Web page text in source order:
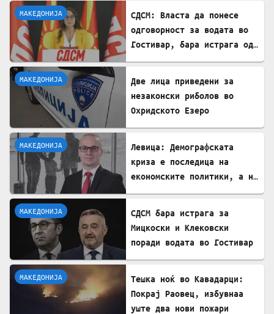
МАКЕДОНИЈА
СДСМ: Власта да понесе
одговорност за водата во
Гостивар, бара истрага од
МАКЕДОНИЈА
Две лица приведени за
незаконски риболов во
Охридското Езеро
МАКЕДОНИЈА
Левица: Демографската
криза е последица на
економските политики, а не
МАКЕДОНИЈА
СДСМ бара истрага за
Мицкоски и Клековски
поради водата во Гостивар
МАКЕДОНИЈА
Тешка ноќ во Кавадарци:
Покрај Раовец, избувнаа
уште два нови пожари